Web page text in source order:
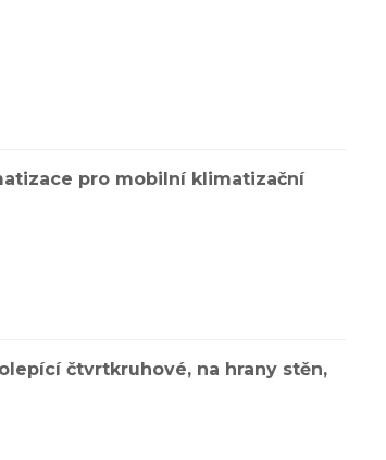
pro mobilní klimatizační
čtvrtkruhové, na hrany stěn,